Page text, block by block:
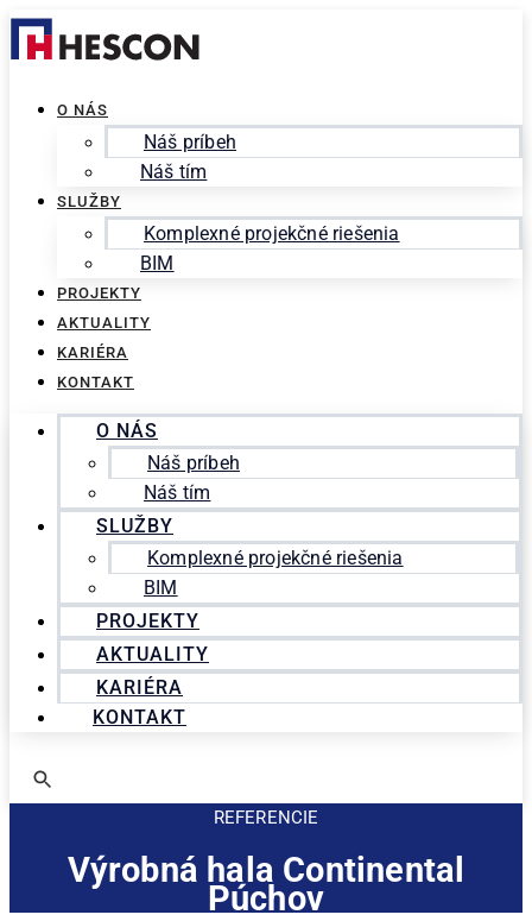
Preskočiť
na
O NÁS
Náš príbeh
Náš tím
SLUŽBY
Komplexné projekčné riešenia
BIM
PROJEKTY
AKTUALITY
KARIÉRA
KONTAKT
O NÁS
Náš príbeh
Náš tím
SLUŽBY
Komplexné projekčné riešenia
BIM
PROJEKTY
AKTUALITY
KARIÉRA
KONTAKT
for:
REFERENCIE
Výrobná hala Continental
Púchov